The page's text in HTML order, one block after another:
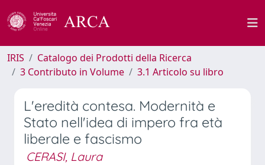
IRIS
Catalogo dei Prodotti della Ricerca
3 Contributo in Volume
3.1 Articolo su libro
L'eredità contesa. Modernità e
Stato nell'idea di impero fra età
liberale e fascismo
CERASI, Laura